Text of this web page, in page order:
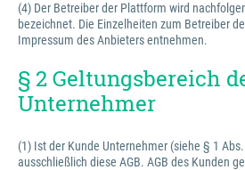
(4) Der Betreiber der Plattform wird
bezeichnet. Die Einzelheiten zum Betreiber
Impressum des Anbieters entnehmen.
§ 2 Geltungsbereich
Unternehmer
(1) Ist der Kunde Unternehmer (siehe § 1
ausschließlich diese AGB. AGB des Kunden